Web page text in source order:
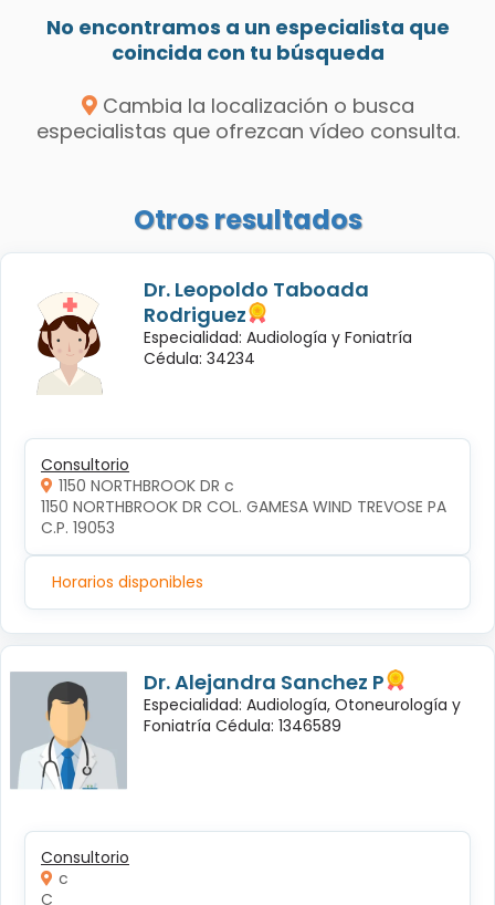
No encontramos a un especialista que
coincida con tu búsqueda
Cambia la localización o busca
especialistas que ofrezcan vídeo consulta.
Otros resultados
Dr. Leopoldo Taboada
Rodriguez
Especialidad: Audiología y Foniatría
Cédula: 34234
Consultorio
1150 NORTHBROOK DR c
1150 NORTHBROOK DR COL. GAMESA WIND TREVOSE PA
C.P. 19053
Horarios disponibles
Dr. Alejandra Sanchez P
Especialidad: Audiología, Otoneurología y
Foniatría Cédula: 1346589
Consultorio
c
C